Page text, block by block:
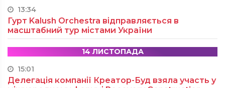
13:34
Гурт Kalush Orchestra відправляється в
масштабний тур містами України
14 ЛИСТОПАДА
15:01
Делегація компанії Креатор-Буд взяла участь у